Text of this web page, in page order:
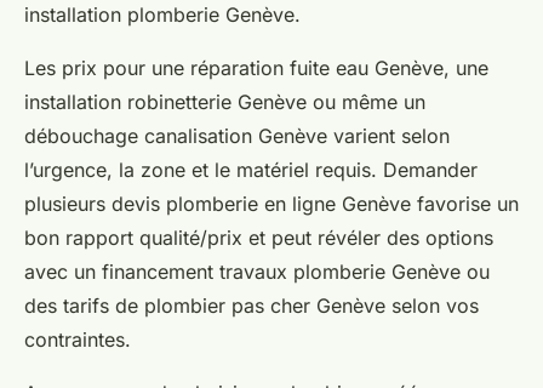
installation plomberie Genève.
Les prix pour une réparation fuite eau Genève, une
installation robinetterie Genève ou même un
débouchage canalisation Genève varient selon
l’urgence, la zone et le matériel requis. Demander
plusieurs devis plomberie en ligne Genève favorise un
bon rapport qualité/prix et peut révéler des options
avec un financement travaux plomberie Genève ou
des tarifs de plombier pas cher Genève selon vos
contraintes.